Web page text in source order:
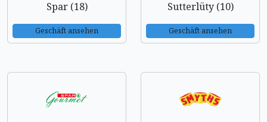
Spar (18)
Geschäft ansehen
Sutterlüty (10)
Geschäft ansehen